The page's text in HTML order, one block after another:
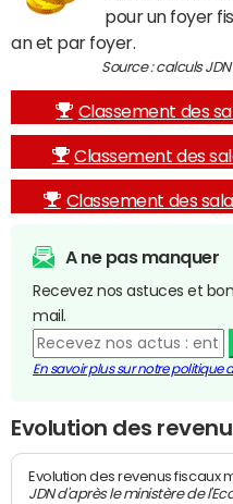
pour un foyer
an et par foyer.
Source : calculs
Classement des
Classement des
Classement des
A ne pas manquer
Recevez nos astuces et
mail.
En savoir plus sur notre politique
Evolution des
Evolution des revenus fiscaux
JDN d'après le ministère de